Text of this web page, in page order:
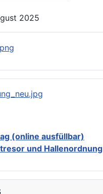
2025
(online ausfüllbar)
und Hallenordnung